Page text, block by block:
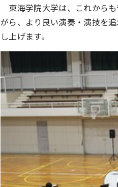
東海学院大学は、これから
がら、より良い演奏・演技を
し上げます。